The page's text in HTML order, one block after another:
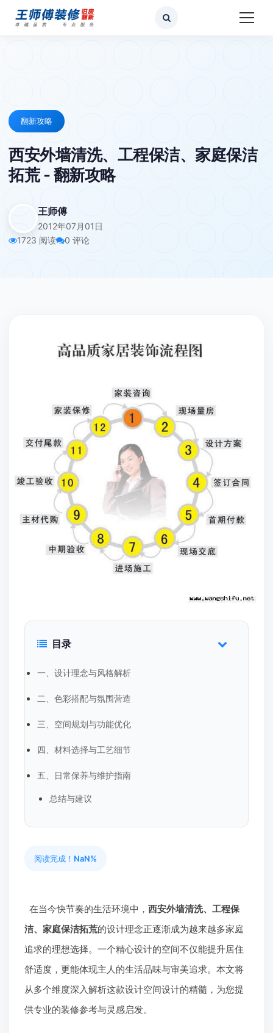
翻新攻略
西安外墙清洗、工程保洁、家庭保洁
拓荒 - 翻新攻略
王师傅
2012年07月01日
1723 阅读
0 评论
目录
一、设计理念与风格解析
二、色彩搭配与氛围营造
三、空间规划与功能优化
四、材料选择与工艺细节
五、日常保养与维护指南
总结与建议
阅读完成！ NaN%
在当今快节奏的生活环境中， 西安外墙清洗、工程保
洁、家庭保洁拓荒的设计理念正逐渐成为越来越多家庭
追求的理想选择。一个精心设计的空间不仅能提升居住
舒适度，更能体现主人的生活品味与审美追求。本文将
从多个维度深入解析这款设计空间设计的精髓，为您提
供专业的装修参考与灵感启发。